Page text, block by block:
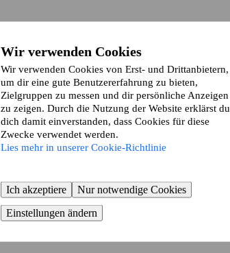
Wir verwenden Cookies
Wir verwenden Cookies von Erst- und Drittanbietern,
um dir eine gute Benutzererfahrung zu bieten,
Zielgruppen zu messen und dir persönliche Anzeigen
zu zeigen. Durch die Nutzung der Website erklärst du
dich damit einverstanden, dass Cookies für diese
Zwecke verwendet werden.
Lies mehr in unserer Cookie-Richtlinie
Ich akzeptiere
Nur notwendige Cookies
Einstellungen ändern